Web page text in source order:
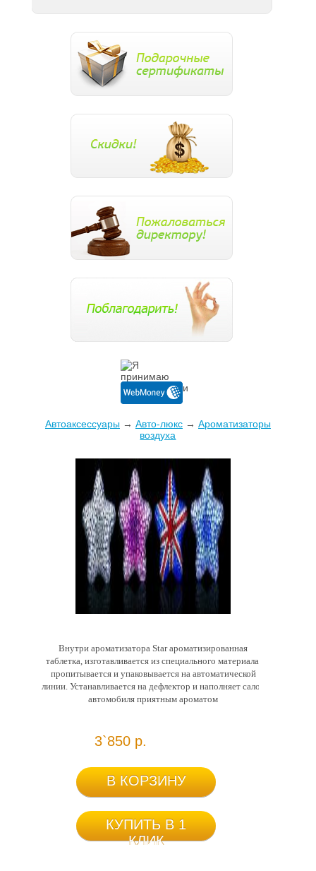
Автоаксессуары→ Авто-люкс→ Ароматизаторы
воздуха
Внутри ароматизатора Star ароматизированная
таблетка, изготавливается из специального материала,
пропитывается и упаковывается на автоматической
линии. Устанавливается на дефлектор и наполняет салон
автомобиля приятным ароматом
3`850 р.
В КОРЗИНУ
КУПИТЬ В 1
КЛИК